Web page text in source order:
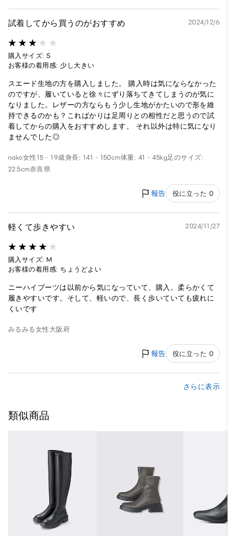
試着してから買うのがおすすめ 2024/12/6
購入サイズ: S
お客様の着用感: 少し大きい
スエード生地の方を購入しました。 購入時は気にならなかった
のですが、履いていると徐々にずり落ちてきてしまうのが気に
なりました。レザーの方ならもう少し生地がかたいので形を維
持できるのかも？こればかりは足周りとの相性だと思うので試
着してからの購入をおすすめします。 それ以外は特に気になり
ませんでした◎
nako女性 15 - 19歳身長: 141 - 150cm体重: 41 - 45kg足のサイズ:
22.5cm奈良県
報告 役に立った 0
軽くて歩きやすい 2024/11/27
購入サイズ: M
お客様の着用感: ちょうどよい
ニーハイブーツは以前から気になっていて、購入。柔らかくて
履きやすいです。そして、軽いので、長く歩いていても疲れに
くいです
みるみる女性 大阪府
報告 役に立った 0
さらに表示
類似商品